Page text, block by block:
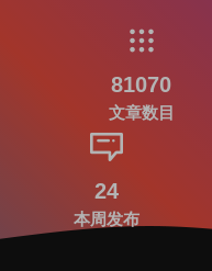
81070
文章数目
24
本周发布